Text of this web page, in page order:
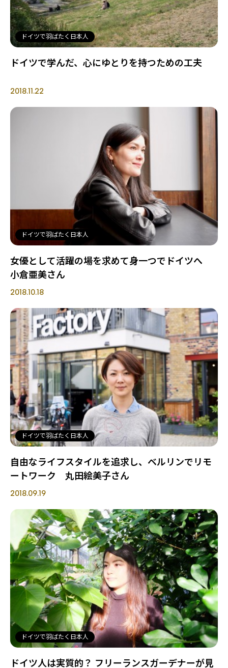
ドイツで羽ばたく日本人
ドイツで学んだ、心にゆとりを持つための工夫
2018.11.22
ドイツで羽ばたく日本人
女優として活躍の場を求めて身一つでドイツへ
小倉亜美さん
2018.10.18
ドイツで羽ばたく日本人
自由なライフスタイルを追求し、ベルリンでリモ
ートワーク 丸田絵美子さん
2018.09.19
ドイツで羽ばたく日本人
ドイツ人は実質的？ フリーランスガーデナーが見